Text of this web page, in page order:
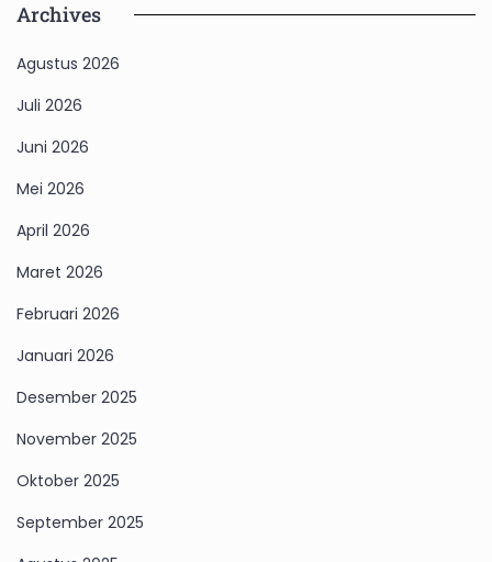
Archives
Agustus 2026
Juli 2026
Juni 2026
Mei 2026
April 2026
Maret 2026
Februari 2026
Januari 2026
Desember 2025
November 2025
Oktober 2025
September 2025